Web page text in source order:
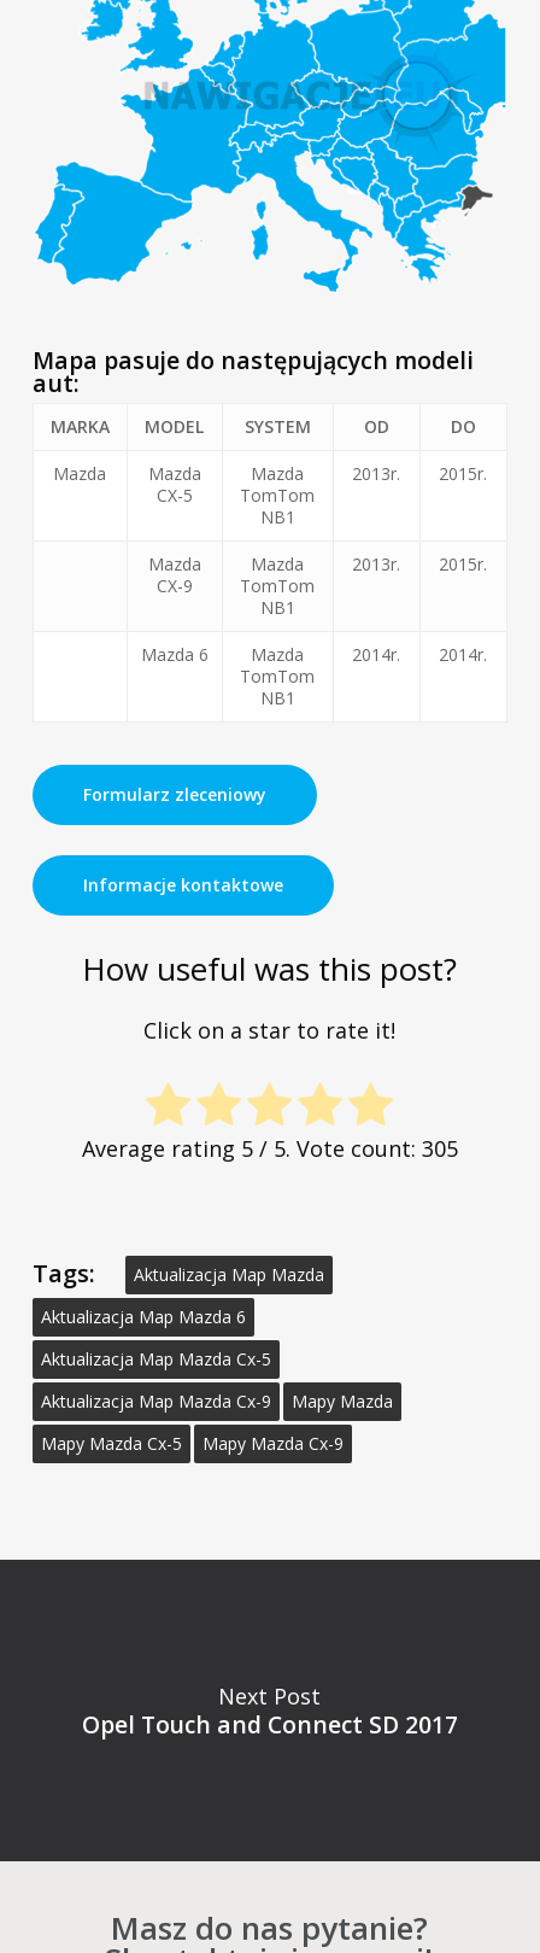
Mapa pasuje do następujących modeli
aut:
MARKA MODEL SYSTEM OD DO
Mazda
Mazda
CX-5
Mazda
TomTom
NB1
2013r. 2015r.
Mazda
CX-9
Mazda
TomTom
NB1
2013r. 2015r.
Mazda 6
Mazda
TomTom
NB1
2014r. 2014r.
Formularz zleceniowy
Informacje kontaktowe
How useful was this post?
Click on a star to rate it!
Average rating 5/ 5. Vote count: 305
Tags:
Aktualizacja Map Mazda
Aktualizacja Map Mazda 6
Aktualizacja Map Mazda Cx-5
Aktualizacja Map Mazda Cx-9
Mapy Mazda
Mapy Mazda Cx-5
Mapy Mazda Cx-9
Next Post
Opel Touch and Connect SD 2017
Masz do nas pytanie?